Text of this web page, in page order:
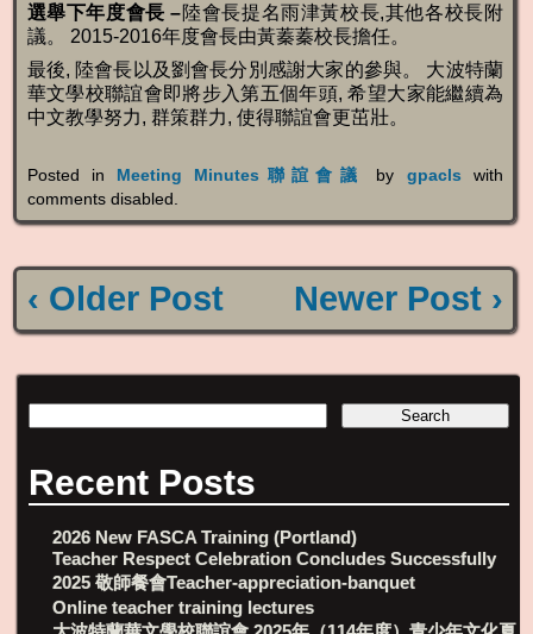
選舉下年度會長 –陸會長提名雨津黃校長,其他各校長附
議。 2015-2016年度會長由黃蓁蓁校長擔任。
最後, 陸會長以及劉會長分別感謝大家的參與。 大波特蘭
華文學校聯誼會即將步入第五個年頭, 希望大家能繼續為
中文教學努力, 群策群力, 使得聯誼會更茁壯。
Posted in Meeting Minutes聯誼會議 by gpacls with
comments disabled
‹ Older Post Newer Post ›
Recent Posts
2026 New FASCA Training (Portland)
Teacher Respect Celebration Concludes Successfully
2025 敬師餐會Teacher-appreciation-banquet
Online teacher training lectures